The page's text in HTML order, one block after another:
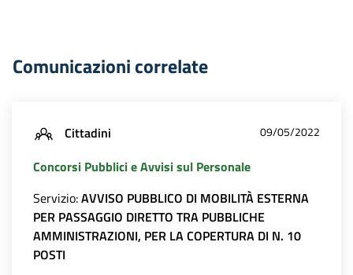
Comunicazioni correlate
Cittadini 09/05/2022
Concorsi Pubblici e Avvisi sul Personale
Servizio:AVVISO PUBBLICO DI MOBILITÀ ESTERNA
PER PASSAGGIO DIRETTO TRA PUBBLICHE
AMMINISTRAZIONI, PER LA COPERTURA DI N. 10
POSTI